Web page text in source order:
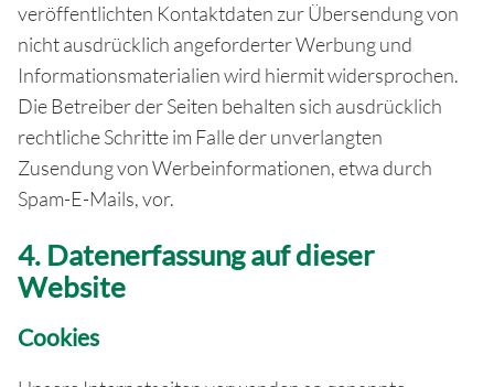
veröffentlichten Kontaktdaten zur Übersendung von
nicht ausdrücklich angeforderter Werbung und
Informationsmaterialien wird hiermit widersprochen.
Die Betreiber der Seiten behalten sich ausdrücklich
rechtliche Schritte im Falle der unverlangten
Zusendung von Werbeinformationen, etwa durch
Spam-E-Mails, vor.
4. Datenerfassung auf dieser
Website
Cookies